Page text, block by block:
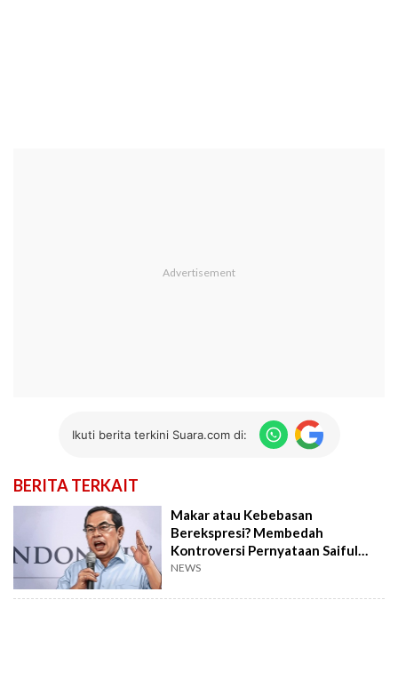
Ikuti berita terkini Suara.com di:
BERITA TERKAIT
Makar atau Kebebasan
Berekspresi? Membedah
Kontroversi Pernyataan Saiful
Mujani
NEWS